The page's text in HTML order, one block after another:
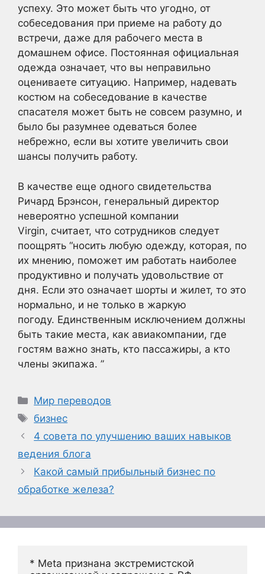
успеху. Это может быть что угодно, от
собеседования при приеме на работу до
встречи, даже для рабочего места в
домашнем офисе. Постоянная официальная
одежда означает, что вы неправильно
оцениваете ситуацию. Например, надевать
костюм на собеседование в качестве
спасателя может быть не совсем разумно, и
было бы разумнее одеваться более
небрежно, если вы хотите увеличить свои
шансы получить работу.
В качестве еще одного свидетельства
Ричард Брэнсон, генеральный директор
невероятно успешной компании
Virgin, считает, что сотрудников следует
поощрять “носить любую одежду, которая, по
их мнению, поможет им работать наиболее
продуктивно и получать удовольствие от
дня. Если это означает шорты и жилет, то это
нормально, и не только в жаркую
погоду. Единственным исключением должны
быть такие места, как авиакомпании, где
гостям важно знать, кто пассажиры, а кто
члены экипажа. ”
Рубрики
Мир переводов
Метки
бизнес
4 совета по улучшению ваших навыков
ведения блога
Какой самый прибыльный бизнес по
обработке железа?
* Meta признана экстремистской